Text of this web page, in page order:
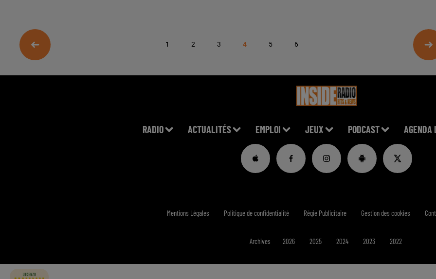
1 2 3 4 5 6
RADIO ACTUALITÉS EMPLOI JEUX PODCAST AGENDA
Mentions Légales Politique de confidentialité Régie Publicitaire Gestion des cookies
Archives 2026 2025 2024 2023 2022